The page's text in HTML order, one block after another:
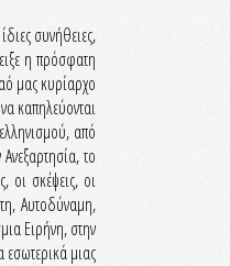
συνήθειες,
η πρόσφατη
μας κυρίαρχο
καπηλεύονται
από
το
οι σκέψεις, οι
Αυτοδύναμη,
Ειρήνη, στην
μιας